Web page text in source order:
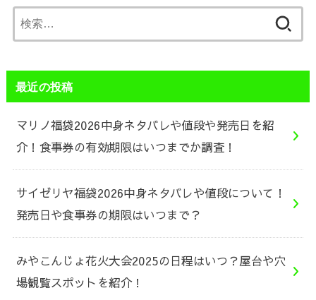
索:
最近の投稿
マリノ福袋2026中身ネタバレや値段や発売日を紹
介！食事券の有効期限はいつまでか調査！
サイゼリヤ福袋2026中身ネタバレや値段について！
発売日や食事券の期限はいつまで？
みやこんじょ花火大会2025の日程はいつ？屋台や穴
場観覧スポットを紹介！